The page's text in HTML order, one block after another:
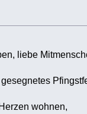
liebe
wohnen,